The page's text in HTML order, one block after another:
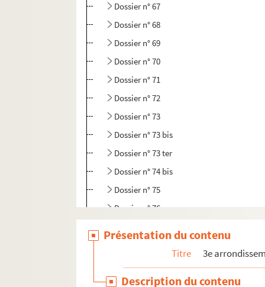
Dossier n° 67
Dossier n° 68
Dossier n° 69
Dossier n° 70
Dossier n° 71
Dossier n° 72
Dossier n° 73
Dossier n° 73 bis
Dossier n° 73 ter
Dossier n° 74 bis
Dossier n° 75
Dossier n° 76
Dossier n° 79
Présentation du contenu
Titre 3e
Description du contenu